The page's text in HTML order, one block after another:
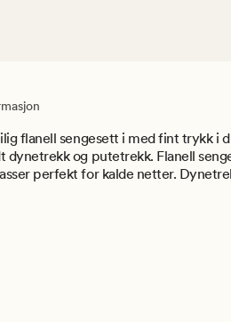
flanell sengesett i med fint trykk i
dynetrekk og putetrekk. Flanell
perfekt for kalde netter.